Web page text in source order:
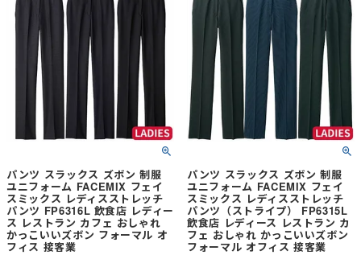
パンツ スラックス ズボン 制服
ユニフォーム FACEMIX フェイ
スミックス レディスストレッチ
パンツ FP6316L 飲食店 レディー
ス レストラン カフェ おしゃれ
かっこいいズボン フォーマル オ
フィス 接客業
パンツ スラックス ズボン 制服
ユニフォーム FACEMIX フェイ
スミックス レディスストレッチ
パンツ（ストライプ） FP6315L
飲食店 レディース レストラン カ
フェ おしゃれ かっこいいズボン
フォーマル オフィス 接客業